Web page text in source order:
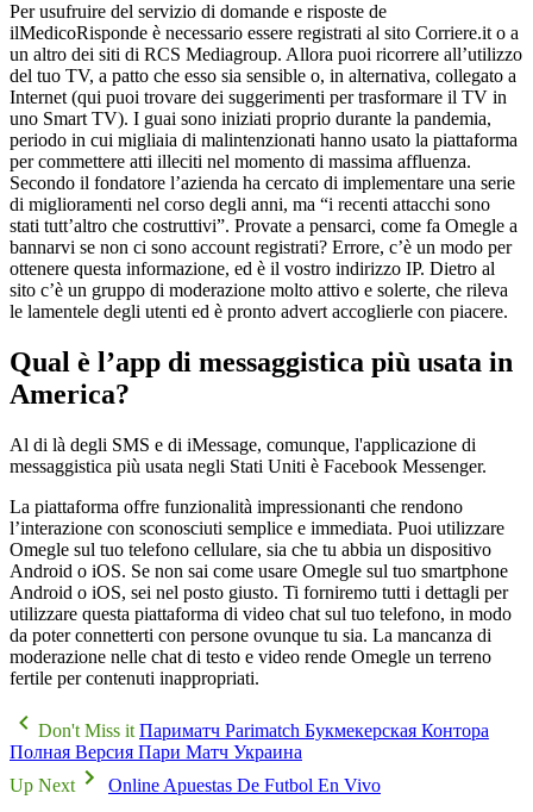
Per usufruire del servizio di domande e risposte de
ilMedicoRisponde è necessario essere registrati al sito Corriere.it o a
un altro dei siti di RCS Mediagroup. Allora puoi ricorrere all’utilizzo
del tuo TV, a patto che esso sia sensible o, in alternativa, collegato a
Internet (qui puoi trovare dei suggerimenti per trasformare il TV in
uno Smart TV). I guai sono iniziati proprio durante la pandemia,
periodo in cui migliaia di malintenzionati hanno usato la piattaforma
per commettere atti illeciti nel momento di massima affluenza.
Secondo il fondatore l’azienda ha cercato di implementare una serie
di miglioramenti nel corso degli anni, ma “i recenti attacchi sono
stati tutt’altro che costruttivi”. Provate a pensarci, come fa Omegle a
bannarvi se non ci sono account registrati? Errore, c’è un modo per
ottenere questa informazione, ed è il vostro indirizzo IP. Dietro al
sito c’è un gruppo di moderazione molto attivo e solerte, che rileva
le lamentele degli utenti ed è pronto advert accoglierle con piacere.
Qual è l’app di messaggistica più usata in
America?
Al di là degli SMS e di iMessage, comunque, l'applicazione di
messaggistica più usata negli Stati Uniti è Facebook Messenger.
La piattaforma offre funzionalità impressionanti che rendono
l’interazione con sconosciuti semplice e immediata. Puoi utilizzare
Omegle sul tuo telefono cellulare, sia che tu abbia un dispositivo
Android o iOS. Se non sai come usare Omegle sul tuo smartphone
Android o iOS, sei nel posto giusto. Ti forniremo tutti i dettagli per
utilizzare questa piattaforma di video chat sul tuo telefono, in modo
da poter connetterti con persone ovunque tu sia. La mancanza di
moderazione nelle chat di testo e video rende Omegle un terreno
fertile per contenuti inappropriati.
Don't Miss it Париматч Parimatch Букмекерская Контора
Полная Версия Пари Матч Украина
Up Next
Online Apuestas De Futbol En Vivo